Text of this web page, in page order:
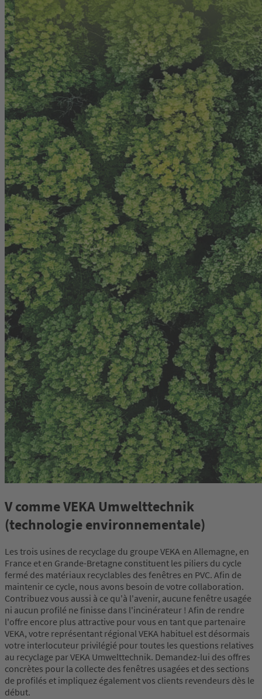
V comme VEKA Umwelttechnik
(technologie environnementale)
Les trois usines de recyclage du groupe VEKA en Allemagne, en
France et en Grande-Bretagne constituent les piliers du cycle
fermé des matériaux recyclables des fenêtres en PVC. Afin de
maintenir ce cycle, nous avons besoin de votre collaboration.
Contribuez vous aussi à ce qu'à l'avenir, aucune fenêtre usagée
ni aucun profilé ne finisse dans l'incinérateur ! Afin de rendre
l'offre encore plus attractive pour vous en tant que partenaire
VEKA, votre représentant régional VEKA habituel est désormais
votre interlocuteur privilégié pour toutes les questions relatives
au recyclage par VEKA Umwelttechnik. Demandez-lui des offres
concrètes pour la collecte des fenêtres usagées et des sections
de profilés et impliquez également vos clients revendeurs dès le
début.